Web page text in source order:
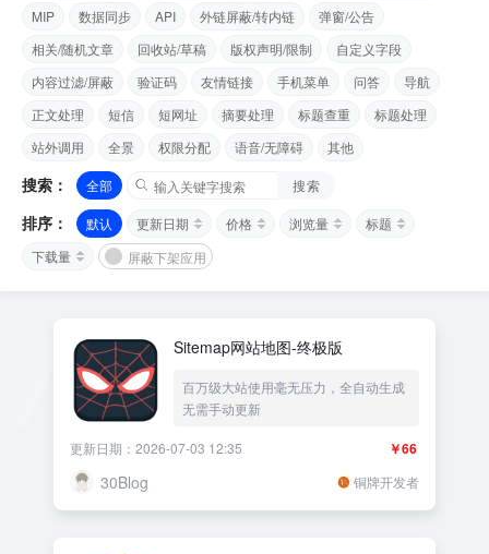
MIP
数据同步 API 外链屏蔽/转内链
弹窗/公告
相关/随机文章
回收站/草稿 版权声明/限制
自定义字段
内容过滤/屏蔽
验证码 友情链接 手机菜单 问答
导航
正文处理
短信 短网址 摘要处理 标题查重
标题处理
站外调用
全景 权限分配 语音/无障碍 其他
搜索： 全部 搜索
排序： 默认 更新日期 价格 浏览量
标题
下载量
屏蔽下架应用
Sitemap网站地图-终极版
百万级大站使用毫无压力，全自动生成
无需手动更新
￥66
更新日期：2026-07-03 12:35
30Blog 铜牌开发者